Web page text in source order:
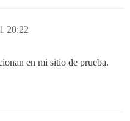
20:22
en mi sitio de prueba.